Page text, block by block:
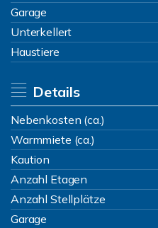
Garage
Unterkellert
Haustiere
Details
Nebenkosten (ca.)
Warmmiete (ca.)
Kaution
Anzahl Etagen
Anzahl Stellplätze
Garage